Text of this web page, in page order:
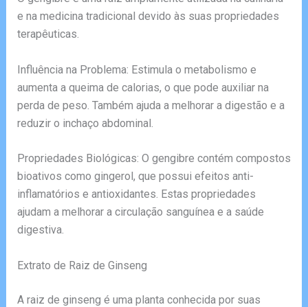
e na medicina tradicional devido às suas propriedades
terapêuticas.
Influência na Problema: Estimula o metabolismo e
aumenta a queima de calorias, o que pode auxiliar na
perda de peso. Também ajuda a melhorar a digestão e a
reduzir o inchaço abdominal.
Propriedades Biológicas: O gengibre contém compostos
bioativos como gingerol, que possui efeitos anti-
inflamatórios e antioxidantes. Estas propriedades
ajudam a melhorar a circulação sanguínea e a saúde
digestiva.
Extrato de Raiz de Ginseng
A raiz de ginseng é uma planta conhecida por suas